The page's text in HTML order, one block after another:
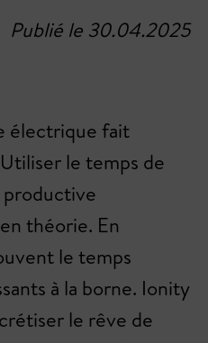
Publié le 30.04.2025
électrique fait
le temps de
productive
théorie. En
le temps
à la borne. Ionity
le rêve de